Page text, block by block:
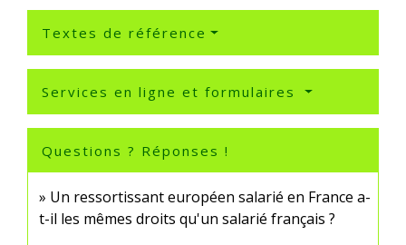
Textes de référence
Services en ligne et formulaires
Questions ? Réponses !
Un ressortissant européen salarié en France a-
t-il les mêmes droits qu'un salarié français ?